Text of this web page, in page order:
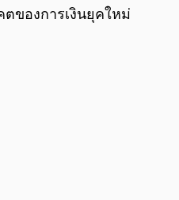
ของการเงินยุคใหม่